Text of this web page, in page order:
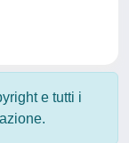
e tutti i